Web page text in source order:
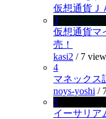
仮想通貨Ｊ
3
仮想通貨マ
売！
kasi2 / 7
4
マネックス
noys-yoshi /
5
イーサリア